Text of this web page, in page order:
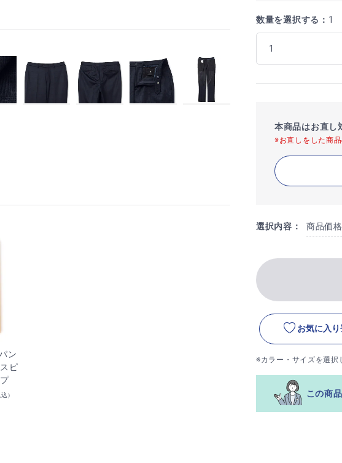
ン
ピ
）
数量を選択する： 1
本商品はお直し
※お直しをした商
選択内容： 商品価格
お気に入り
※カラー・サイズを選択
この商